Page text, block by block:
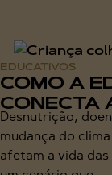
EDUCATIVOS
COMO A
CONECTA
Desnutrição,
mudança do
afetam a vida